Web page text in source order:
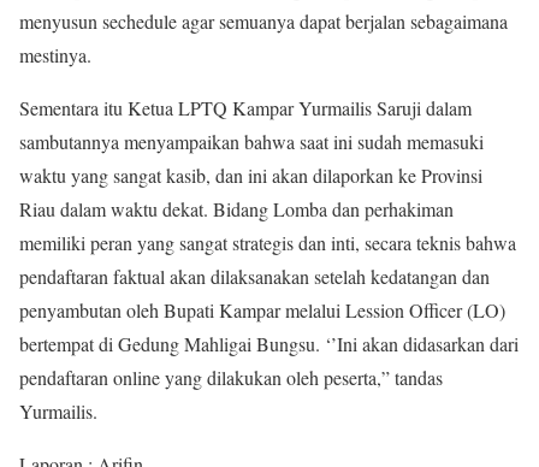
menyusun sechedule agar semuanya dapat berjalan sebagaimana
mestinya.
Sementara itu Ketua LPTQ Kampar Yurmailis Saruji dalam
sambutannya menyampaikan bahwa saat ini sudah memasuki
waktu yang sangat kasib, dan ini akan dilaporkan ke Provinsi
Riau dalam waktu dekat. Bidang Lomba dan perhakiman
memiliki peran yang sangat strategis dan inti, secara teknis bahwa
pendaftaran faktual akan dilaksanakan setelah kedatangan dan
penyambutan oleh Bupati Kampar melalui Lession Officer (LO)
bertempat di Gedung Mahligai Bungsu. ‘’Ini akan didasarkan dari
pendaftaran online yang dilakukan oleh peserta,” tandas
Yurmailis.